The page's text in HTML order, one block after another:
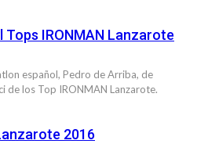
Tops IRONMAN Lanzarote
español, Pedro de Arriba, de
de los Top IRONMAN Lanzarote.
2016